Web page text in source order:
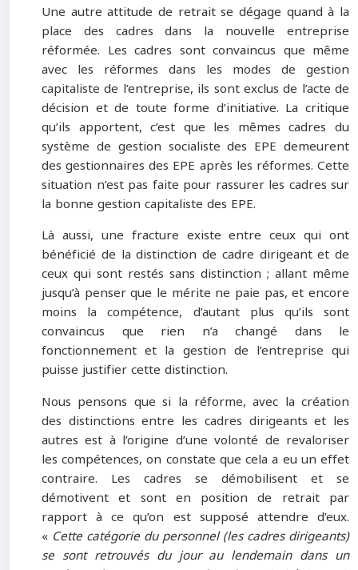
Une autre attitude de retrait se dégage quand à la
place des cadres dans la nouvelle entreprise
réformée. Les cadres sont convaincus que même
avec les réformes dans les modes de gestion
capitaliste de l’entreprise, ils sont exclus de l’acte de
décision et de toute forme d’initiative. La critique
qu’ils apportent, c’est que les mêmes cadres du
système de gestion socialiste des EPE demeurent
des gestionnaires des EPE après les réformes. Cette
situation n’est pas faite pour rassurer les cadres sur
la bonne gestion capitaliste des EPE.
Là aussi, une fracture existe entre ceux qui ont
bénéficié de la distinction de cadre dirigeant et de
ceux qui sont restés sans distinction ; allant même
jusqu’à penser que le mérite ne paie pas, et encore
moins la compétence, d’autant plus qu’ils sont
convaincus que rien n’a changé dans le
fonctionnement et la gestion de l’entreprise qui
puisse justifier cette distinction.
Nous pensons que si la réforme, avec la création
des distinctions entre les cadres dirigeants et les
autres est à l’origine d’une volonté de revaloriser
les compétences, on constate que cela a eu un effet
contraire. Les cadres se démobilisent et se
démotivent et sont en position de retrait par
rapport à ce qu’on est supposé attendre d’eux.
« Cette catégorie du personnel (les cadres dirigeants)
se sont retrouvés du jour au lendemain dans un